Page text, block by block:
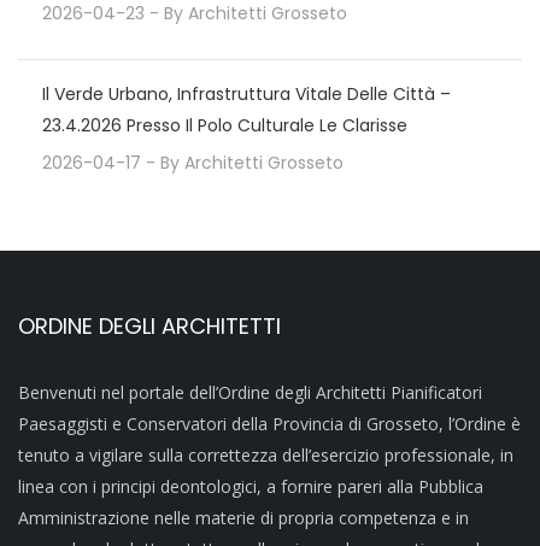
2026-04-23 - By Architetti Grosseto
Il Verde Urbano, Infrastruttura Vitale Delle Città –
23.4.2026 Presso Il Polo Culturale Le Clarisse
2026-04-17 - By Architetti Grosseto
ORDINE DEGLI ARCHITETTI
Benvenuti nel portale dell’Ordine degli Architetti Pianificatori
Paesaggisti e Conservatori della Provincia di Grosseto, l’Ordine è
tenuto a vigilare sulla correttezza dell’esercizio professionale, in
linea con i principi deontologici, a fornire pareri alla Pubblica
Amministrazione nelle materie di propria competenza e in